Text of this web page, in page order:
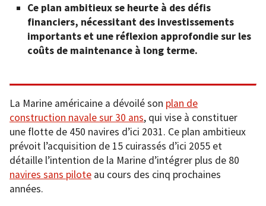
Ce plan ambitieux se heurte à des défis
financiers, nécessitant des investissements
importants et une réflexion approfondie sur les
coûts de maintenance à long terme.
La Marine américaine a dévoilé son plan de
construction navale sur 30 ans, qui vise à constituer
une flotte de 450 navires d’ici 2031. Ce plan ambitieux
prévoit l’acquisition de 15 cuirassés d’ici 2055 et
détaille l’intention de la Marine d’intégrer plus de 80
navires sans pilote au cours des cinq prochaines
années.